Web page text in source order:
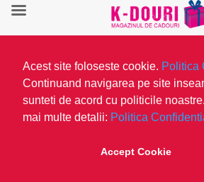
Acest site foloseste cookie. Politica
Continuand navigarea pe site
sunteti de acord cu politicile
mai multe detalii: Politica
Accept Cookie